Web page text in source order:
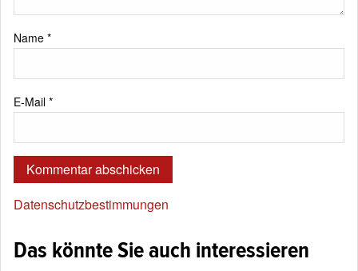
Name *
E-Mail *
Datenschutzbestimmungen
Das könnte Sie auch interessieren